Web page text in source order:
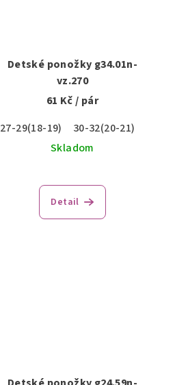
Detské ponožky g34.01n-
vz.270
61 Kč/ pár
27-29(18-19)
30-32(20-21)
Skladom
Detail